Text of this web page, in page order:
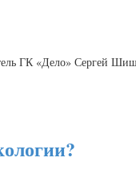
ГК «Дело» Сергей